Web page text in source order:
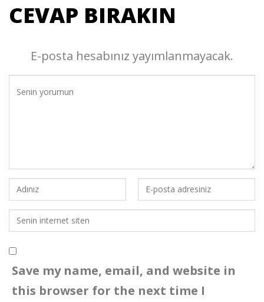
CEVAP BIRAKIN
E-posta hesabınız yayımlanmayacak.
Save my name, email, and website in
this browser for the next time I